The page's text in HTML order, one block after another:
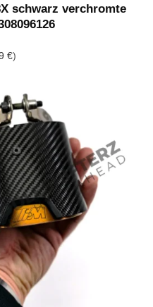
schwarz verchromte
€)